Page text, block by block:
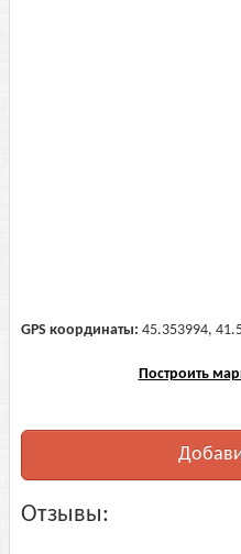
GPS координаты: 45.353994,
Построить
Отзывы: